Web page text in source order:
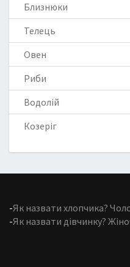
Близнюки
Телець
Овен
Риби
Водолій
Козеріг
-Як назвати хлопчика?
-Як назвати дівчинку?